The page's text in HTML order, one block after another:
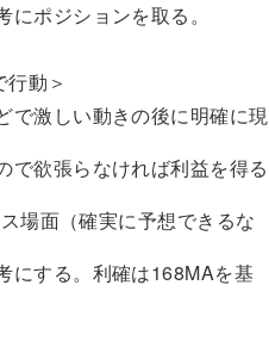
ポジションを取る。
動＞
で激しい動きの後に明確に現
で欲張らなければ利益を得る
場面（確実に予想できるな
にする。利確は168MAを基